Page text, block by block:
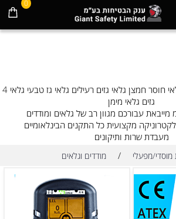
0
גלאי גזים גלאי גזים נייד גלאי חוסר חמצן גלאי גזים רעילים גלאי גז טבעי גלאי 4
גזים גלאי מימן
עבורכם מגוון רב של גלאים ומודדים
מקצועית כל התקנים הבינלאומיים
מעבדת שרות ותיקונים
מוסדי/מפעלי / מודדים וגלאים